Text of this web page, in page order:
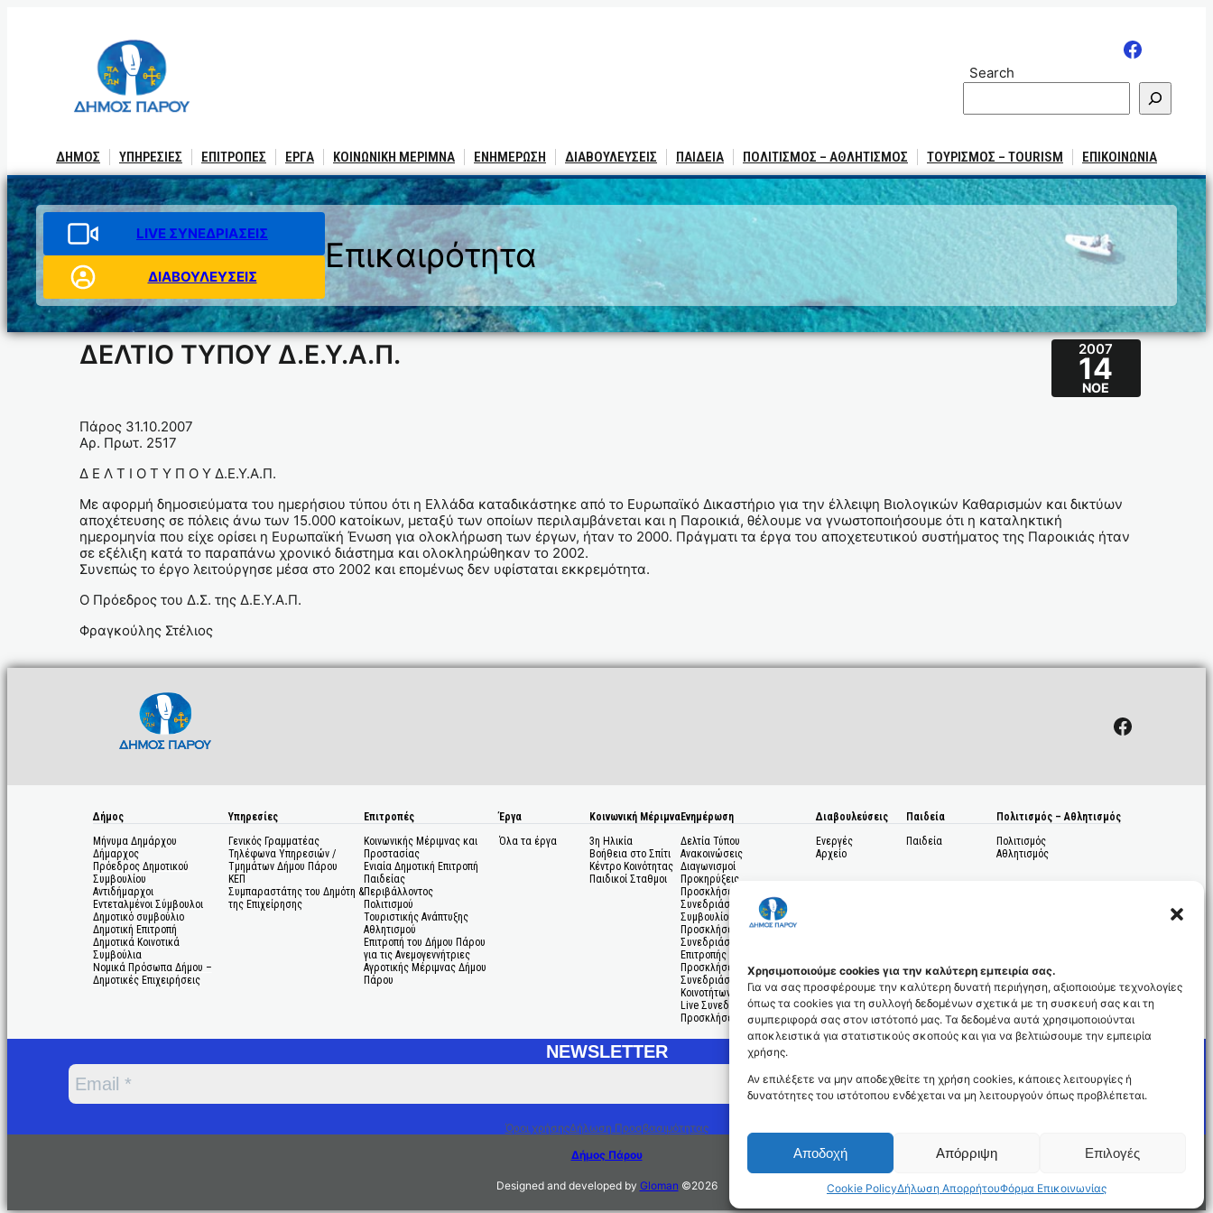
Χρησιμοποιούμε cookies για την καλύτερη εμπειρία σας.
Για να σας προσφέρουμε την καλύτερη δυνατή περιήγηση, αξιοποιούμε τεχνολογίες
όπως τα cookies για τη συλλογή δεδομένων σχετικά με τη συσκευή σας και τη
συμπεριφορά σας στον ιστότοπό μας. Τα δεδομένα αυτά χρησιμοποιούνται
αποκλειστικά για στατιστικούς σκοπούς και για να βελτιώσουμε την εμπειρία
χρήσης.
Αν επιλέξετε να μην αποδεχθείτε τη χρήση cookies, κάποιες λειτουργίες ή
δυνατότητες του ιστότοπου ενδέχεται να μη λειτουργούν όπως προβλέπεται.
Αποδοχή Απόρριψη Επιλογές
Cookie PolicyΔήλωση ΑπορρήτουΦόρμα Επικοινωνίας
Search
ΔΗΜΟΣ ΥΠΗΡΕΣΙΕΣ ΕΠΙΤΡΟΠΕΣ ΕΡΓΑ ΚΟΙΝΩΝΙΚΗ ΜΕΡΙΜΝΑ ΕΝΗΜΕΡΩΣΗ ΔΙΑΒΟΥΛΕΥΣΕΙΣ ΠΑΙΔΕΙΑ ΠΟΛΙΤΙΣΜΟΣ – ΑΘΛΗΤΙΣΜΟΣ ΤΟΥΡΙΣΜΟΣ – TOURISM ΕΠΙΚΟΙΝΩΝΙΑ
LIVE ΣΥΝΕΔΡΙΑΣΕΙΣ
ΔΙΑΒΟΥΛΕΥΣΕΙΣ
Επικαιρότητα
ΔΕΛΤΙΟ ΤΥΠΟΥ Δ.Ε.Υ.Α.Π. 2007
14
ΝΟΈ
Πάρος 31.10.2007
Αρ. Πρωτ. 2517
Δ Ε Λ Τ Ι Ο Τ Υ Π Ο Υ Δ.Ε.Υ.Α.Π.
Με αφορμή δημοσιεύματα του ημερήσιου τύπου ότι η Ελλάδα καταδικάστηκε από το Ευρωπαϊκό Δικαστήριο για την έλλειψη Βιολογικών Καθαρισμών και δικτύων
αποχέτευσης σε πόλεις άνω των 15.000 κατοίκων, μεταξύ των οποίων περιλαμβάνεται και η Παροικιά, θέλουμε να γνωστοποιήσουμε ότι η καταληκτική
ημερομηνία που είχε ορίσει η Ευρωπαϊκή Ένωση για ολοκλήρωση των έργων, ήταν το 2000. Πράγματι τα έργα του αποχετευτικού συστήματος της Παροικιάς ήταν
σε εξέλιξη κατά το παραπάνω χρονικό διάστημα και ολοκληρώθηκαν το 2002.
Συνεπώς το έργο λειτούργησε μέσα στο 2002 και επομένως δεν υφίσταται εκκρεμότητα.
Ο Πρόεδρος του Δ.Σ. της Δ.Ε.Υ.Α.Π.
Φραγκούλης Στέλιος
Facebook
Δήμος
Μήνυμα Δημάρχου
Δήμαρχος
Πρόεδρος Δημοτικού
Συμβουλίου
Αντιδήμαρχοι
Εντεταλμένοι Σύμβουλοι
Δημοτικό συμβούλιο
Δημοτική Επιτροπή
Δημοτικά Κοινοτικά
Συμβούλια
Νομικά Πρόσωπα Δήμου –
Δημοτικές Επιχειρήσεις
Υπηρεσίες
Γενικός Γραμματέας
Τηλέφωνα Υπηρεσιών /
Τμημάτων Δήμου Πάρου
ΚΕΠ
Συμπαραστάτης του Δημότη &
της Επιχείρησης
Επιτροπές
Κοινωνικής Μέριμνας και
Προστασίας
Ενιαία Δημοτική Επιτροπή
Παιδείας
Περιβάλλοντος
Πολιτισμού
Τουριστικής Ανάπτυξης
Αθλητισμού
Επιτροπή του Δήμου Πάρου
για τις Ανεμογεννήτριες
Αγροτικής Μέριμνας Δήμου
Πάρου
Έργα
Όλα τα έργα
Κοινωνική Μέριμνα
3η Ηλικία
Βοήθεια στο Σπίτι
Κέντρο Κοινότητας
Παιδικοί Σταθμοι
Ενημέρωση
Δελτία Τύπου
Ανακοινώσεις
Διαγωνισμοί
Προκηρύξεις
Προσκλήσεις σε
Συνεδριάσεις Δημοτικού
Συμβουλίου
Προσκλήσεις σε
Συνεδριάσεις Δημοτικής
Επιτροπής
Προσκλήσεις σε
Συνεδριάσεις Δημοτικών
Κοινοτήτων
Live Συνεδριάσεις
Προσκλήσεις Ενδιαφέροντος
Διαβουλεύσεις
Ενεργές
Αρχείο
Παιδεία
Παιδεία
Πολιτισμός – Αθλητισμός
Πολιτισμός
Αθλητισμός
NEWSLETTER
Όροι χρήσηςΔήλωση Προσβασιμότητας
Δήμος Πάρου
Designed and developed by Gloman ©2026